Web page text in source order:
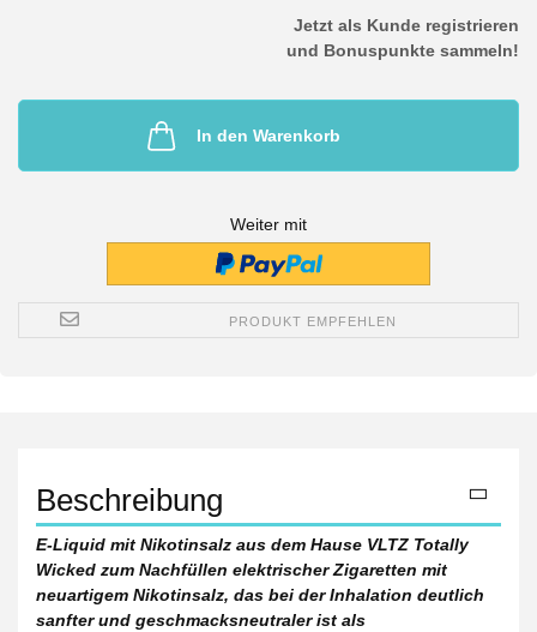
Jetzt als Kunde registrieren
und Bonuspunkte sammeln!
In den Warenkorb
Weiter mit
PRODUKT EMPFEHLEN
Beschreibung
E-Liquid mit Nikotinsalz aus dem Hause VLTZ Totally
Wicked zum Nachfüllen elektrischer Zigaretten mit
neuartigem Nikotinsalz, das bei der Inhalation deutlich
sanfter und geschmacksneutraler ist als